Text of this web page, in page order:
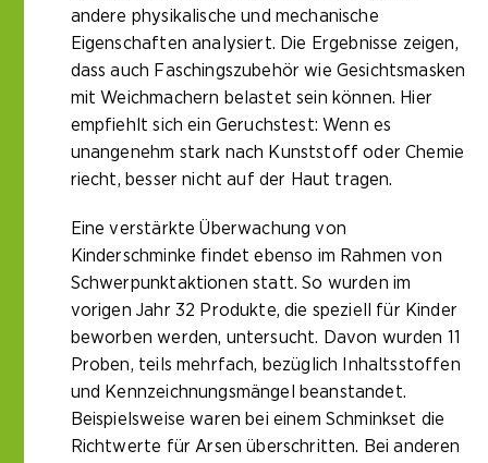
andere physikalische und mechanische
Eigenschaften analysiert. Die Ergebnisse zeigen,
dass auch Faschingszubehör wie Gesichtsmasken
mit Weichmachern belastet sein können. Hier
empfiehlt sich ein Geruchstest: Wenn es
unangenehm stark nach Kunststoff oder Chemie
riecht, besser nicht auf der Haut tragen.
Eine verstärkte Überwachung von
Kinderschminke findet ebenso im Rahmen von
Schwerpunktaktionen statt. So wurden im
vorigen Jahr 32 Produkte, die speziell für Kinder
beworben werden, untersucht. Davon wurden 11
Proben, teils mehrfach, bezüglich Inhaltsstoffen
und Kennzeichnungsmängel beanstandet.
Beispielsweise waren bei einem Schminkset die
Richtwerte für Arsen überschritten. Bei anderen